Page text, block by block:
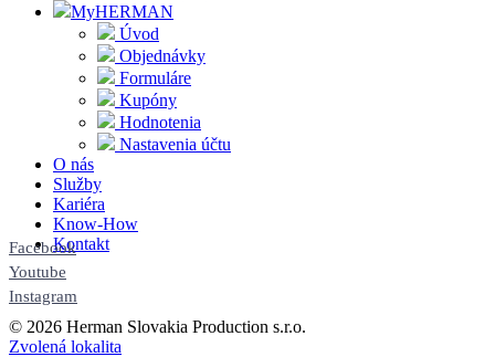
MyHERMAN
Úvod
Objednávky
Formuláre
Kupóny
Hodnotenia
Nastavenia účtu
O nás
Služby
Kariéra
Know-How
Kontakt
Facebook
Youtube
Instagram
© 2026 Herman Slovakia Production s.r.o.
Zvolená lokalita